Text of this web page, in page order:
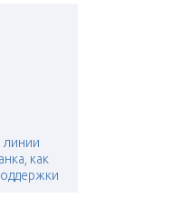
линии
как